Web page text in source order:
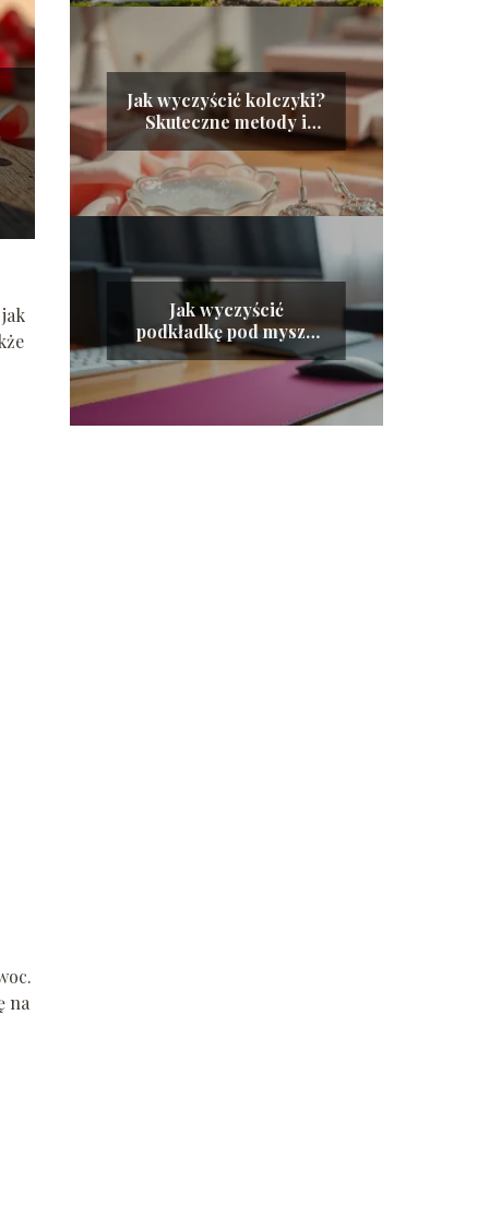
na
Jak wyczyścić kolczyki?
Skuteczne metody i
praktyczne wskazówki
Jak wyczyścić
podkładkę pod mysz?
Praktyczne porady i
metody